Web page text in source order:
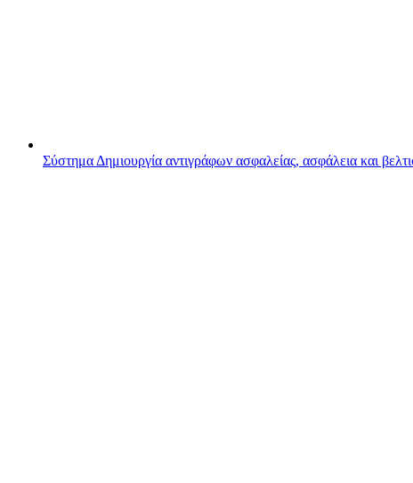
ΣύστημαΔημιουργία αντιγράφων ασφαλείας, ασφάλεια και